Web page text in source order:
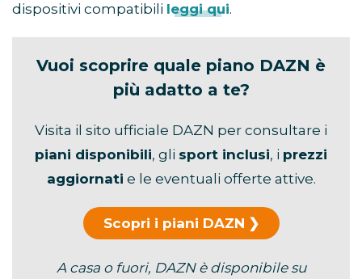
dispositivi compatibili leggi qui.
Vuoi scoprire quale piano DAZN è
più adatto a te?
Visita il sito ufficiale DAZN per consultare i
piani disponibili, gli sport inclusi, i prezzi
aggiornati e le eventuali offerte attive.
Scopri i piani DAZN
A casa o fuori, DAZN è disponibile su